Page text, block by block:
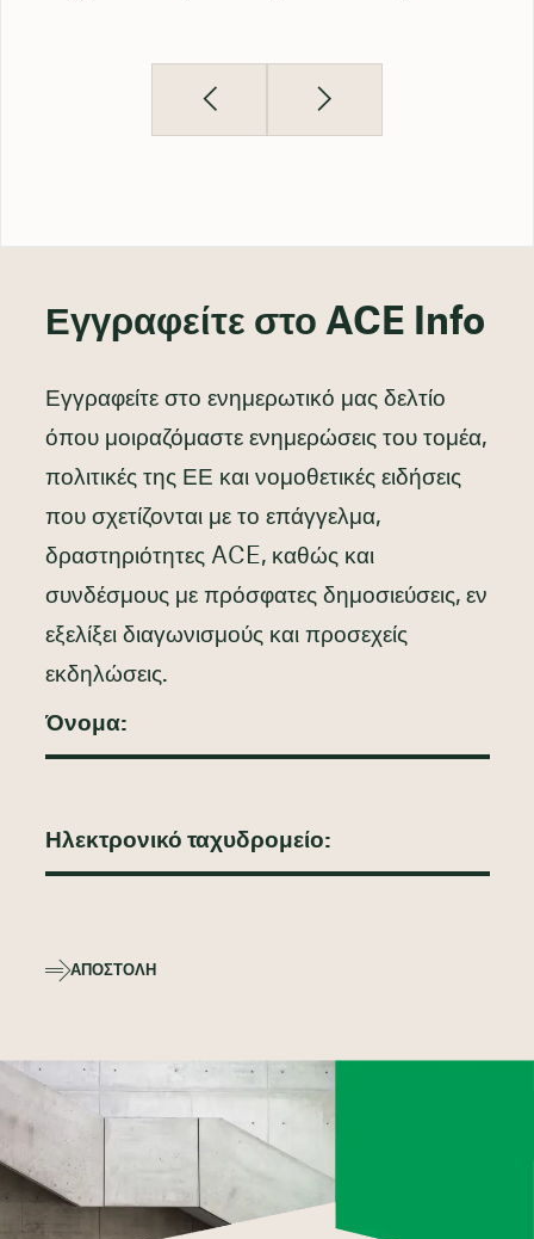
Εγγραφείτε στο ACE Info
Εγγραφείτε στο ενημερωτικό μας δελτίο
όπου μοιραζόμαστε ενημερώσεις του τομέα,
πολιτικές της ΕΕ και νομοθετικές ειδήσεις
που σχετίζονται με το επάγγελμα,
δραστηριότητες ACE, καθώς και
συνδέσμους με πρόσφατες δημοσιεύσεις, εν
εξελίξει διαγωνισμούς και προσεχείς
εκδηλώσεις.
ΑΠΟΣΤΟΛΉ